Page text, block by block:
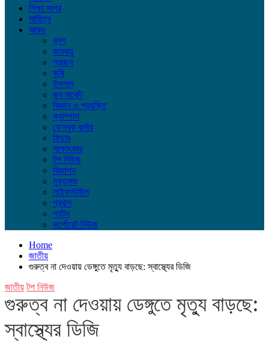
শিক্ষা সাগর
সাহিত্য
আরও
ব্লগ
জলবায়ু
প্রচ্ছদ
কৃষি
ইসলাম
জব মার্কেট
বিজ্ঞান ও প্রযুক্তি
ক্যাম্পাস
ফেসবুক কর্নার
ফিচার
সাক্ষাৎকার
টপ নিউজ
বিজ্ঞাপন
মুক্তমত
লাইফস্টাইল
প্রবাস
পর্যটন
কর্পোরেট নিউজ
Home
জাতীয়
গুরুত্ব না দেওয়ায় ডেঙ্গুতে মৃত্যু বাড়ছে: স্বাস্থ্যের ডিজি
জাতীয় টপ নিউজ
গুরুত্ব না দেওয়ায় ডেঙ্গুতে মৃত্যু বাড়ছে:
স্বাস্থ্যের ডিজি